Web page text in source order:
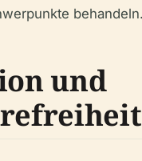
behandeln.
und